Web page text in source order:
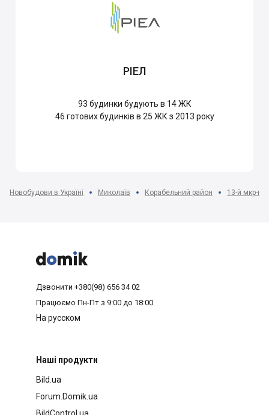
РІЕЛ
93 будинки будують в 14 ЖК
46 готових будинків в 25 ЖК з 2013 року
Новобудови в Україні Миколаїв Корабельний район 13-й мкр-н



Дзвонити +380(98) 656 34 02
Працюємо Пн-Пт з 9:00 до 18:00
На русском
Наші продукти
Bild.ua
Forum.Domik.ua
BildControl.ua